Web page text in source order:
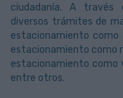
ciudadanía. A través
diversos trámites de
estacionamiento como
estacionamiento como
estacionamiento como
entre otros.